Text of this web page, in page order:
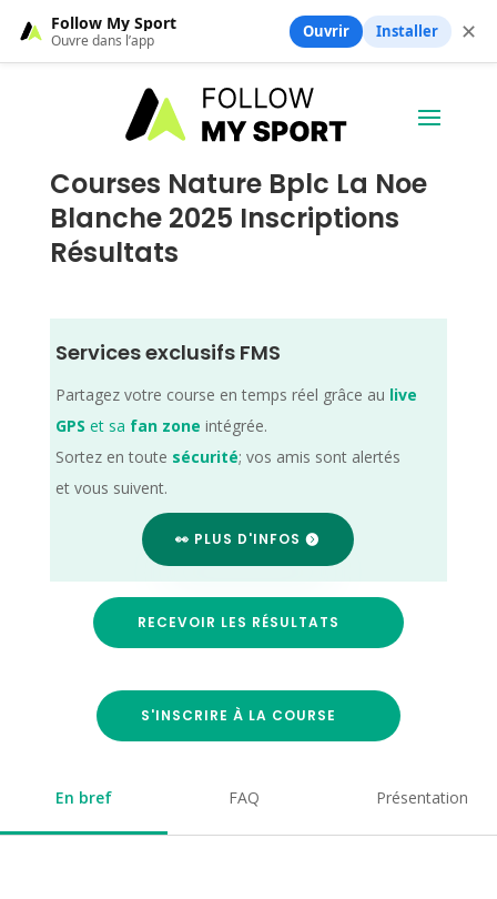
Courses Nature Bplc La Noe
Blanche 2025 Inscriptions
Résultats
Services exclusifs FMS
Partagez votre course en temps réel grâce au live
GPS et sa fan zone intégrée.
Sortez en toute sécurité; vos amis sont alertés
et vous suivent.
👀 PLUS D'INFOS
RECEVOIR LES RÉSULTATS
S'INSCRIRE À LA COURSE
En bref FAQ Présentation
Follow My Sport
Ouvre dans l’app Ouvrir Installer ✕